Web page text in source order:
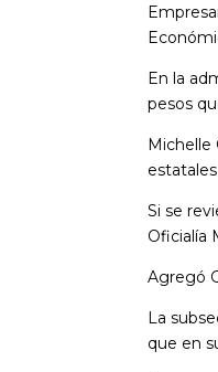
En la
pesos
Michelle
Si se
Oficialía
Agregó
La
que en